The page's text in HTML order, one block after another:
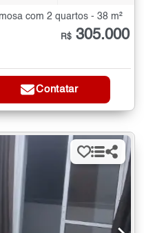
com 2 quartos - 38 m²
R$ 305.000
Contatar